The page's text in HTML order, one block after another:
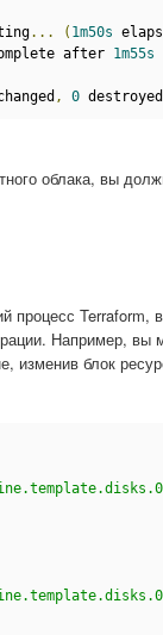
... ( 1m50s
after 1m55s
, 0
облака, вы
процесс Terraform,
Например, вы
изменив блок